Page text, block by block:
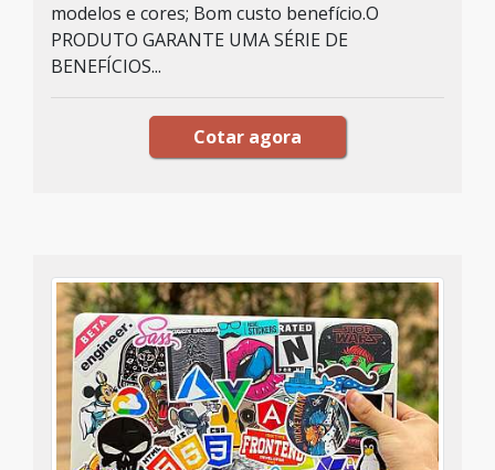
modelos e cores; Bom custo benefício.O
PRODUTO GARANTE UMA SÉRIE DE
BENEFÍCIOS...
Cotar agora